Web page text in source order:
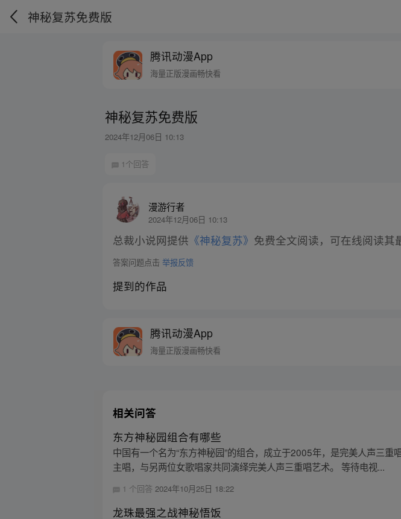
神秘复苏免费版
腾讯动漫App
海量正版漫画畅快看
神秘复苏免费版
2024年12月06日 10:13
1个回答
漫游行者
2024年12月06日 10:13
总裁小说网提供 《神秘复苏》 免费全文阅读，可在线阅读其
答案问题点击举报反馈
提到的作品
腾讯动漫App
海量正版漫画畅快看
相关问答
东方神秘园组合有哪些
中国有一个名为“东方神秘园”的组合，成立于2005年，是完美人声三
主唱，与另两位女歌唱家共同演绎完美人声三重唱艺术。 等待电视...
1 个回答2024年10月25日 18:22
龙珠最强之战神秘悟饭